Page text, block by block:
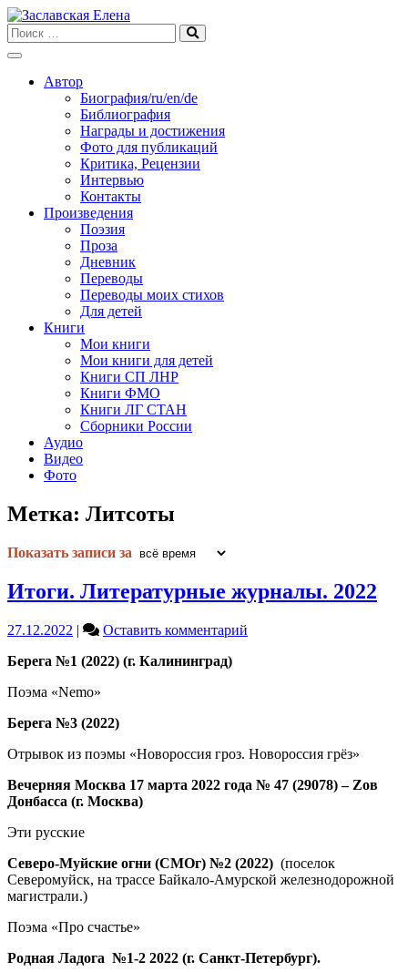
Skip
to
content
Автор
Биография/ru/en/de
Библиография
Награды и достижения
Фото для публикаций
Критика, Рецензии
Интервью
Контакты
Произведения
Поэзия
Проза
Дневник
Переводы
Переводы моих стихов
Для детей
Книги
Мои книги
Мои книги для детей
Книги СП ЛНР
Книги ФМО
Книги ЛГ СТАН
Сборники России
Аудио
Видео
Фото
Метка: Литсоты
Показать записи за
Итоги. Литературные журналы. 2022
27.12.2022 | Оставить комментарий
Берега №1 (2022) (г. Калининград)
Поэма «Nemo»
Берега №3 (2022)
Отрывок из поэмы «Новороссия гроз. Новороссия грёз»
Вечерняя Москва 17 марта 2022 года № 47 (29078) – Zов
Донбасса (г. Москва)
Эти русские
Северо-Муйские огни (СМОг) №2 (2022) (поселок
Северомуйск, на трассе Байкало-Амурской железнодорожной
магистрали.)
Поэма «Про счастье»
Родная Ладога №1-2 2022 (г. Санкт-Петербург).